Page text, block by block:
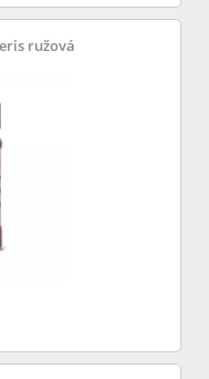
ružová